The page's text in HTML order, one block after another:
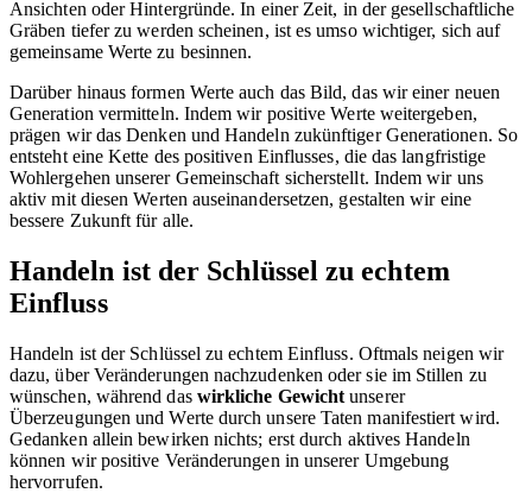
Ansichten oder Hintergründe. In einer Zeit, in der gesellschaftliche
Gräben tiefer zu werden scheinen, ist es umso wichtiger, sich auf
gemeinsame Werte zu besinnen.
Darüber hinaus formen Werte auch das Bild, das wir einer neuen
Generation vermitteln. Indem wir positive Werte weitergeben,
prägen wir das Denken und Handeln zukünftiger Generationen. So
entsteht eine Kette des positiven Einflusses, die das langfristige
Wohlergehen unserer Gemeinschaft sicherstellt. Indem wir uns
aktiv mit diesen Werten auseinandersetzen, gestalten wir eine
bessere Zukunft für alle.
Handeln ist der Schlüssel zu echtem
Einfluss
Handeln ist der Schlüssel zu echtem Einfluss. Oftmals neigen wir
dazu, über Veränderungen nachzudenken oder sie im Stillen zu
wünschen, während das wirkliche Gewicht unserer
Überzeugungen und Werte durch unsere Taten manifestiert wird.
Gedanken allein bewirken nichts; erst durch aktives Handeln
können wir positive Veränderungen in unserer Umgebung
hervorrufen.